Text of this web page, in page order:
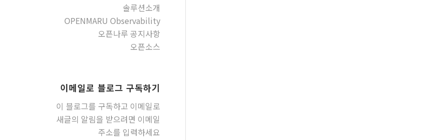
솔루션소개
OPENMARU Observability
오픈나루 공지사항
오픈소스
이메일로 블로그 구독하기
이 블로그를 구독하고 이메일로
새글의 알림을 받으려면 이메일
주소를 입력하세요